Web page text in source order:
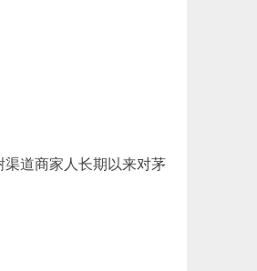
道商家人长期以来对茅